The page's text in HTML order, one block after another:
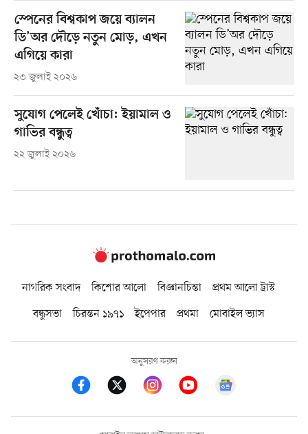
স্পেনের বিশ্বকাপ জয়ে ব্যালন
ডি’অর দৌড়ে নতুন মোড়, এখন
এগিয়ে কারা
২৩ জুলাই ২০২৬
সুযোগ পেলেই খোঁচা: ইয়ামাল ও
গাভির বন্ধুত্ব
২২ জুলাই ২০২৬
নাগরিক সংবাদ কিশোর আলো বিজ্ঞানচিন্তা
প্রথম আলো ট্রাস্ট
বন্ধুসভা
চিরন্তন ১৯৭১ ইপেপার প্রথমা মোবাইল ভ্যাস
অনুসরণ করুন